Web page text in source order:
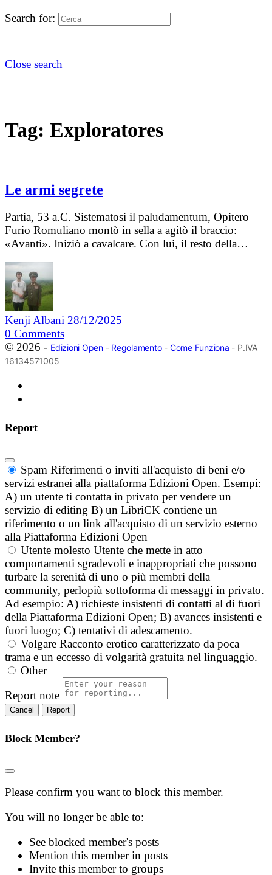
Search for:
Close search
Tag: Exploratores
Le armi segrete
Partia, 53 a.C. Sistematosi il paludamentum, Opitero
Furio Romuliano montò in sella a agitò il braccio:
«Avanti». Iniziò a cavalcare. Con lui, il resto della…
Kenji Albani 28/12/2025
0 Comments
© 2026 - Edizioni Open- Regolamento- Come Funziona - P.IVA
16134571005
Report
Spam Riferimenti o inviti all'acquisto di beni e/o
servizi estranei alla piattaforma Edizioni Open. Esempi:
A) un utente ti contatta in privato per vendere un
servizio di editing B) un LibriCK contiene un
riferimento o un link all'acquisto di un servizio esterno
alla Piattaforma Edizioni Open
Utente molesto Utente che mette in atto
comportamenti sgradevoli e inappropriati che possono
turbare la serenità di uno o più membri della
community, perlopiù sottoforma di messaggi in privato.
Ad esempio: A) richieste insistenti di contatti al di fuori
della Piattaforma Edizioni Open; B) avances insistenti e
fuori luogo; C) tentativi di adescamento.
Volgare Racconto erotico caratterizzato da poca
trama e un eccesso di volgarità gratuita nel linguaggio.
Other
Report note
Report
Block Member?
Please confirm you want to block this member.
You will no longer be able to:
See blocked member's posts
Mention this member in posts
Invite this member to groups